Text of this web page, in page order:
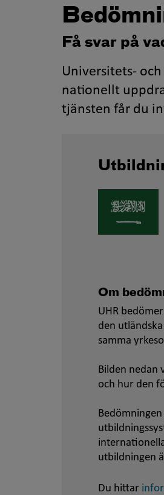
Få svar på
Universitets-
nationellt
tjänsten får du
Om
UHR
den
samma
Bilden nedan
och hur den
utbildningen
Du hittar